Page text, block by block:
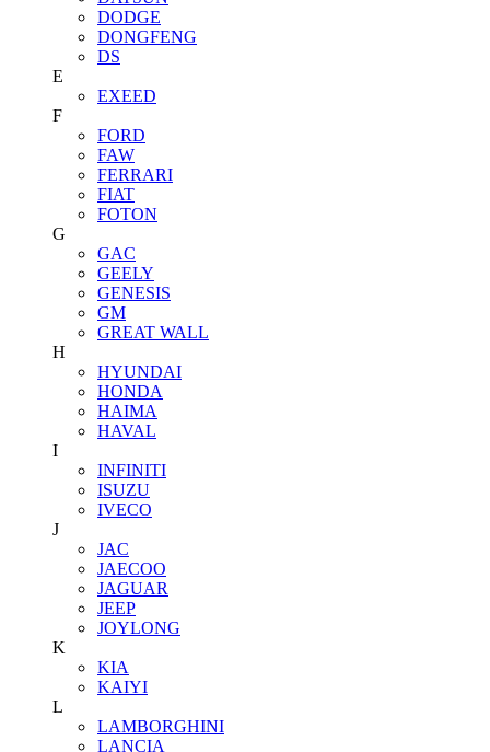
DODGE
DONGFENG
DS
E
EXEED
F
FORD
FAW
FERRARI
FIAT
FOTON
G
GAC
GEELY
GENESIS
GM
GREAT WALL
H
HYUNDAI
HONDA
HAIMA
HAVAL
I
INFINITI
ISUZU
IVECO
J
JAC
JAECOO
JAGUAR
JEEP
JOYLONG
K
KIA
KAIYI
L
LAMBORGHINI
LANCIA